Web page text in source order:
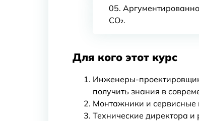
CO₂.
Для кого этот курс
Инженеры-
получить знания в
Монтажники и сервисные
Технические директора